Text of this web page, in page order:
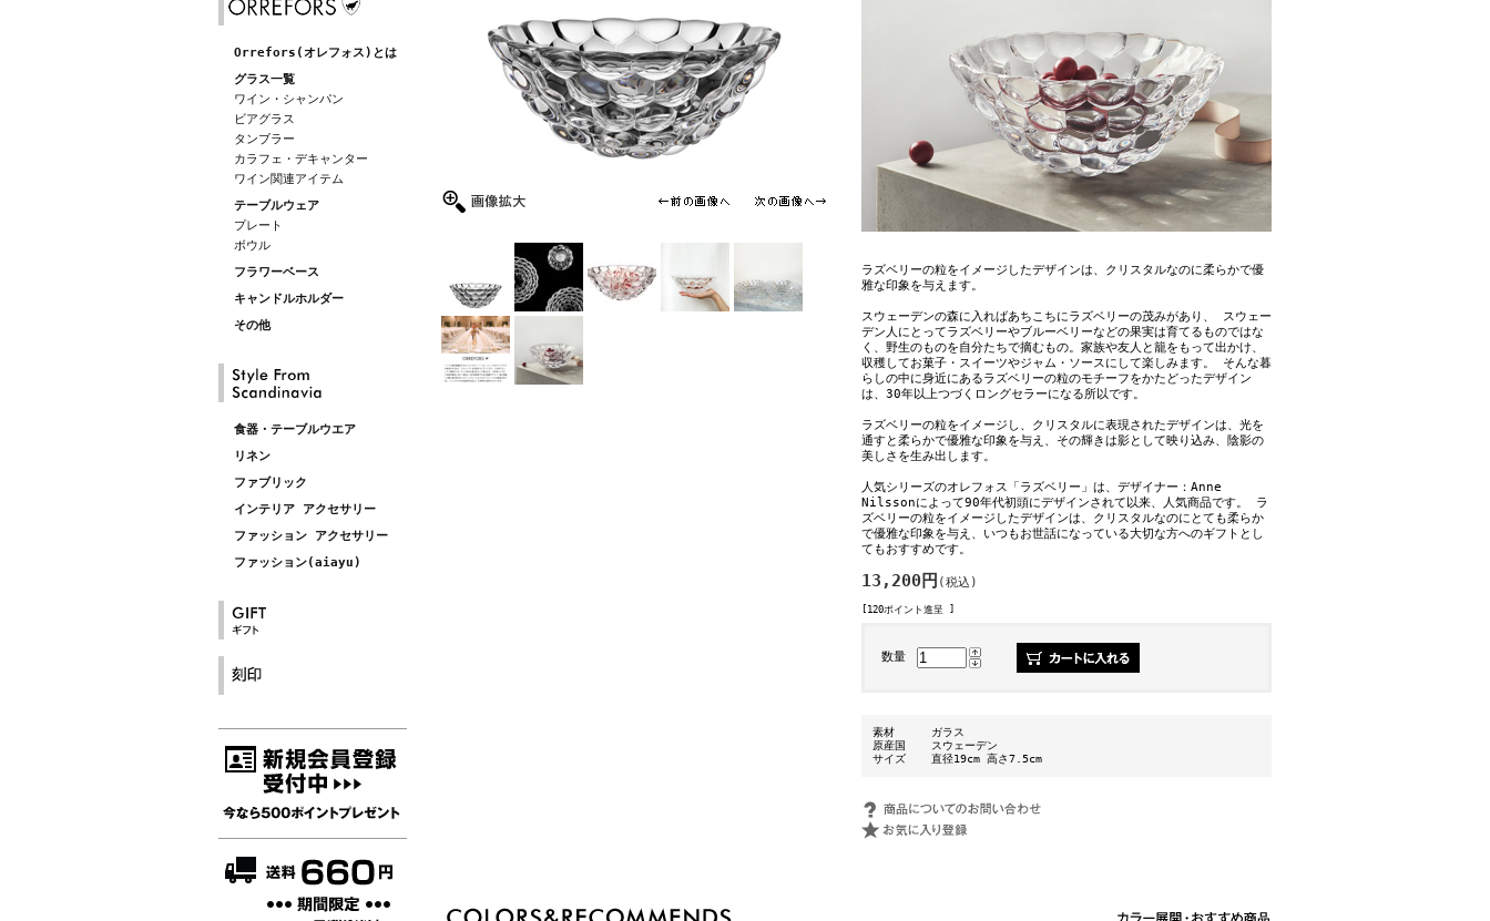
Orrefors(オレフォス)とは
グラス一覧
ワイン・シャンパン
ビアグラス
タンブラー
カラフェ・デキャンター
ワイン関連アイテム
テーブルウェア
プレート
ボウル
フラワーベース
キャンドルホルダー
その他
食器・テーブルウエア
リネン
ファブリック
インテリア アクセサリー
ファッション アクセサリー
ファッション(aiayu)
ラズベリーの粒をイメージしたデザインは、クリスタルなのに柔らかで優
雅な印象を与えます。
スウェーデンの森に入ればあちこちにラズベリーの茂みがあり、 スウェー
デン人にとってラズベリーやブルーベリーなどの果実は育てるものではな
く、野生のものを自分たちで摘むもの。家族や友人と籠をもって出かけ、
収穫してお菓子・スイーツやジャム・ソースにして楽しみます。 そんな暮
らしの中に身近にあるラズベリーの粒のモチーフをかたどったデザイン
は、30年以上つづくロングセラーになる所以です。
ラズベリーの粒をイメージし、クリスタルに表現されたデザインは、光を
通すと柔らかで優雅な印象を与え、その輝きは影として映り込み、陰影の
美しさを生み出します。
人気シリーズのオレフォス「ラズベリー」は、デザイナー：Anne
Nilssonによって90年代初頭にデザインされて以来、人気商品です。 ラ
ズベリーの粒をイメージしたデザインは、クリスタルなのにとても柔らか
で優雅な印象を与え、いつもお世話になっている大切な方へのギフトとし
てもおすすめです。
13,200円 (税込)
[120ポイント進呈 ]
数量
素材
ガラス
原産国
スウェーデン
サイズ
直径19cm 高さ7.5cm